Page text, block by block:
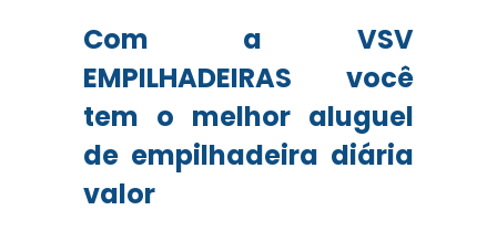
Com a VSV
EMPILHADEIRAS você
tem o melhor aluguel
de empilhadeira diária
valor